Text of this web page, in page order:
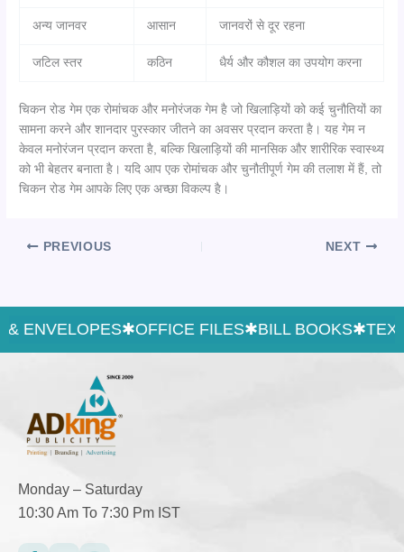
अन्य जानवर आसान जानवरों से दूर रहना
जटिल स्तर कठिन धैर्य और कौशल का उपयोग करना
चिकन रोड गेम एक रोमांचक और मनोरंजक गेम है जो खिलाड़ियों को कई चुनौतियों का
सामना करने और शानदार पुरस्कार जीतने का अवसर प्रदान करता है। यह गेम न
केवल मनोरंजन प्रदान करता है, बल्कि खिलाड़ियों की मानसिक और शारीरिक स्वास्थ्य
को भी बेहतर बनाता है। यदि आप एक रोमांचक और चुनौतीपूर्ण गेम की तलाश में हैं, तो
चिकन रोड गेम आपके लिए एक अच्छा विकल्प है।
PREVIOUS NEXT
✱OFFICE FILES✱BILL BOOKS✱TEXT
Monday – Saturday
10:30 Am To 7:30 Pm IST